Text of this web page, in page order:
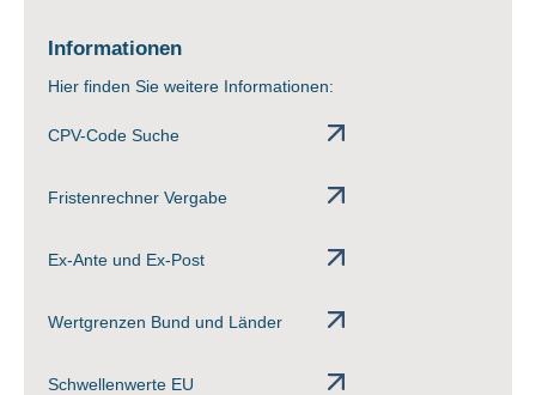
Informationen
Hier finden Sie weitere Informationen:
CPV-Code Suche
Fristenrechner Vergabe
Ex-Ante und Ex-Post
Wertgrenzen Bund und Länder
Schwellenwerte EU